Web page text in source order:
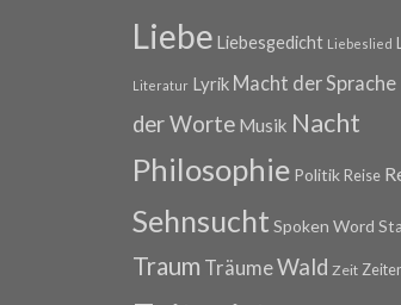
Liebe Liebesgedicht Liebeslied
Literatur Lyrik Macht der Sprache
der Worte Musik Nacht
Philosophie Politik Reise
Sehnsucht Spoken Word
Traum TräumeWald Zeit